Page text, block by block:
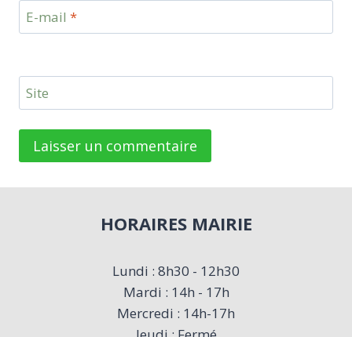
E-mail *
Site
HORAIRES MAIRIE
Lundi : 8h30 - 12h30
Mardi : 14h - 17h
Mercredi : 14h-17h